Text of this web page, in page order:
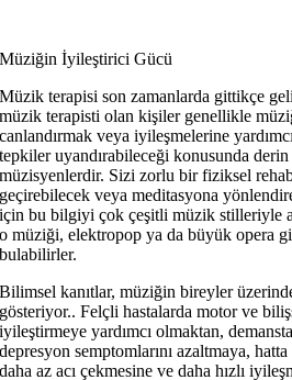
Müziğin İyileştirici Gücü
Müzik terapisi son zamanlarda gittikçe
müzik terapisti olan kişiler genellikle
canlandırmak veya iyileşmelerine
tepkiler uyandırabileceği konusunda derin
müzisyenlerdir. Sizi zorlu bir fiziksel
geçirebilecek veya meditasyona
için bu bilgiyi çok çeşitli müzik stilleriyle
o müziği, elektropop ya da büyük opera
bulabilirler.
Bilimsel kanıtlar, müziğin bireyler
gösteriyor.. Felçli hastalarda motor ve
iyileştirmeye yardımcı olmaktan,
depresyon semptomlarını azaltmaya,
daha az acı çekmesine ve daha hızlı